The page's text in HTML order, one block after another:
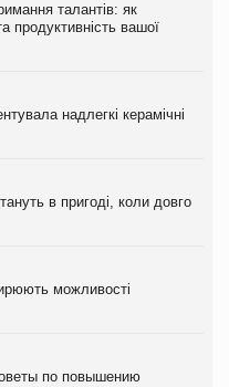
талантів: як
продуктивність вашої
надлегкі керамічні
в пригоді, коли довго
можливості
по повышению